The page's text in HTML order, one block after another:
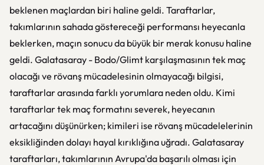
beklenen maçlardan biri haline geldi. Taraftarlar,
takımlarının sahada göstereceği performansı heyecanla
beklerken, maçın sonucu da büyük bir merak konusu haline
geldi. Galatasaray - Bodo/Glimt karşılaşmasının tek maç
olacağı ve rövanş mücadelesinin olmayacağı bilgisi,
taraftarlar arasında farklı yorumlara neden oldu. Kimi
taraftarlar tek maç formatını severek, heyecanın
artacağını düşünürken; kimileri ise rövanş mücadelelerinin
eksikliğinden dolayı hayal kırıklığına uğradı. Galatasaray
taraftarları, takımlarının Avrupa'da başarılı olması için